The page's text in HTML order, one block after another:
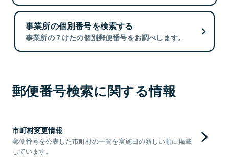
事業所の個別番号を検索する
事業所の７けたの個別郵便番号をお調べします。
郵便番号検索に関する情報
市町村変更情報
郵便番号を公表した市町村の一覧を実施日の新しい順に掲載
しています。